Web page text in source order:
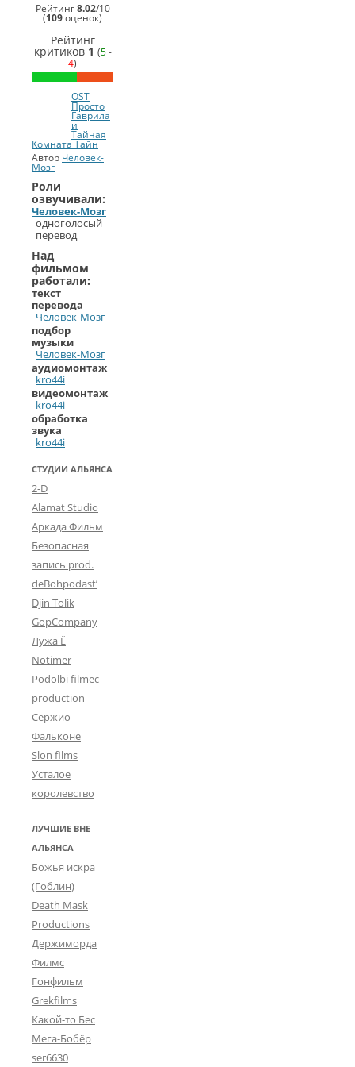
Лучший
закадровый
голос
(Человек-
Мозг)
СинеГомэр
2006
Лучший
фильм
Человек-
kro44i
Рейтинг8.02/10
(109оценок)
Рейтинг
критиков 1 (5-
4)
OST
Просто
Гаврила
и
Тайная
Комната Тайн
Автор Человек-
Мозг
Роли
озвучивали:
Человек-Мозг
одноголосый
перевод
Над
фильмом
работали:
текст
перевода
Человек-Мозг
подбор
музыки
Человек-Мозг
аудиомонтаж
kro44i
видеомонтаж
kro44i
обработка
звука
kro44i
СТУДИИ АЛЬЯНСА
2-D
Alamat Studio
Аркада Фильм
Безопасная
запись prod.
deBohpodast’
Djin Tolik
GopCompany
Лужа Ё
Notimer
Podolbi filmec
production
Сержио
Фальконе
Slon films
Усталое
королевство
ЛУЧШИЕ ВНЕ
АЛЬЯНСА
Божья искра
(Гоблин)
Death Mask
Productions
Держиморда
Филмс
Гонфильм
Grekfilms
Какой-то Бес
Мега-Бобёр
ser6630